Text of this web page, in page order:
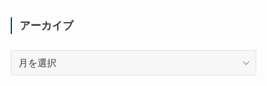
アーカイブ